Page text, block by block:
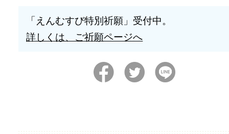
「えんむすび特別祈願」受付中。
詳しくは、ご祈願ページへ